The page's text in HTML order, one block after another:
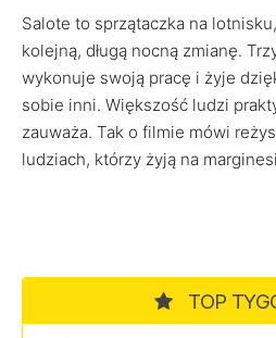
Salote to sprzątaczka na
kolejną, długą nocną zmianę.
wykonuje swoją pracę i żyje
sobie inni. Większość ludzi
zauważa. Tak o filmie mówi
ludziach, którzy żyją na
TOP